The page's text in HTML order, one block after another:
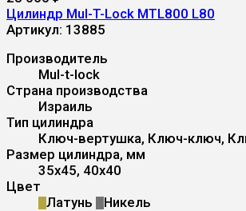
Цилиндр Mul-T-Lock MTL800 L80
Артикул: 13885
Производитель
Mul-t-lock
Страна производства
Израиль
Тип цилиндра
Ключ-вертушка, Ключ-ключ,
Размер цилиндра, мм
35x45, 40x40
Цвет
Латунь
Никель